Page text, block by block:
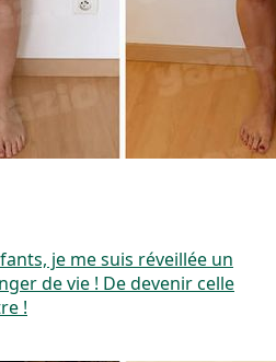
je me suis réveillée un
de vie ! De devenir celle
!